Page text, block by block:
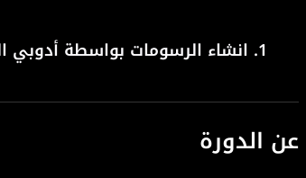
1. انشاء الرسومات بواسطة أدوبي
عن الدورة